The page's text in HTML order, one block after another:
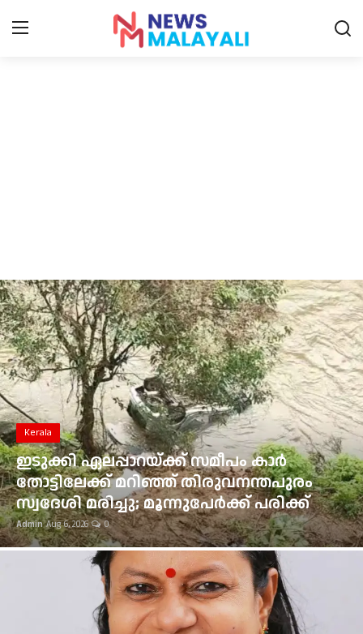
Entertainment
Sports
Food
Gulf News
Loksabha Election 2024
Technology
Health
Jobs Mall
Kerala
ഇടുക്കി ഏലപ്പാറയ്ക്ക് സമീപം കാർ
തോട്ടിലേക്ക് മറിഞ്ഞ് തിരുവനന്തപുരം
സ്വദേശി മരിച്ചു; മൂന്നുപേർക്ക് പരിക്ക്
Admin Aug 6, 2026 0